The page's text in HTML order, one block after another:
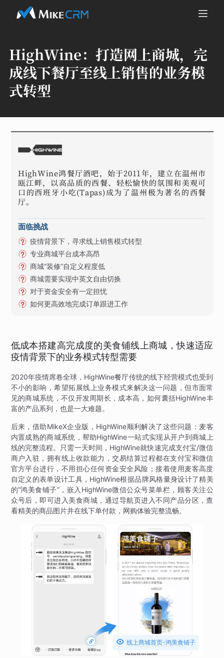
HighWine： 打造网上商城，完
成线下餐厅至线上销售的业务模
式转型
HighWine鸿餐厅酒吧，始于2011年，建立在温州市
瓯江畔，以高品质的西餐、轻松愉快的氛围和美观可
口的西班牙小吃(Tapas)成为了温州极为著名的西餐
厅。
面临挑战
疫情背景下，寻求线上销售模式转型
专业商城平台成本高昂
商城“装修”自定义程度低
商城需要实现中英文自由切换
对于资金安全有一定担忧
如何更高效地完成订单跟进工作
低成本搭建高完成度的美食铺线上商城，快速适应
疫情背景下的业务模式转型需要
2020年疫情席卷全球，HighWine餐厅传统的线下经营模式也受到
不小的影响，希望拓展线上业务模式来解决这一问题，但市面常
见的商城系统，不仅开发周期长，成本高，如何囊括HighWine丰
富的产品系列，也是一大难题。
后来，借助MikeX企业版，HighWine顺利解决了这些问题：麦客
内置成熟的商城系统，帮助HighWine一站式实现从开户到商城上
线的完整流程。只需一天时间，HighWine就快速完成支付宝/微信
商户入驻，拥有线上收款能力，交易结算过程都在支付宝和微信
官方平台进行，不用担心任何资金安全风险；接着使用麦客高度
自定义的表单设计工具，HighWine根据品牌风格量身设计了精美
的“鸿美食铺子”，嵌入HighWine微信公众号菜单栏，顾客关注公
众号后，即可进入美食商城，通过导航页进入不同产品分区，查
看精美的商品图片并在线下单付款，网购体验完整流畅。
 线上商城首页-鸿美食铺子